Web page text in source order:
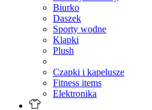
Biurko
Daszek
Sporty wodne
Klapki
Plush
Czapki i kapelusze
Fitness items
Elektronika